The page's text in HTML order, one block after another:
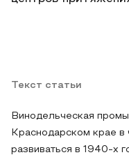
Текст статьи
Винодельческая
Краснодарском крае в
развиваться в 1940-х